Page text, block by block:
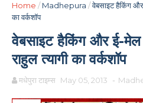
Home / Madhepura /वेबसाइट हैकिंग
का वर्कशॉप
वेबसाइट हैकिंग और ई-
राहुल त्यागी का वर्कशॉप
मधेपुरा टाइम्स May 05, 2013 -